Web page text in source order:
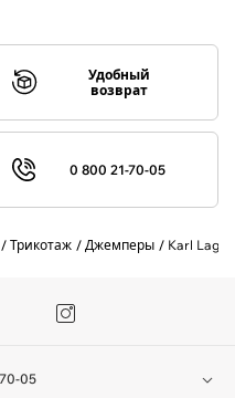
Удобный
возврат
0 800 21-70-05
Трикотаж Джемперы Karl
05